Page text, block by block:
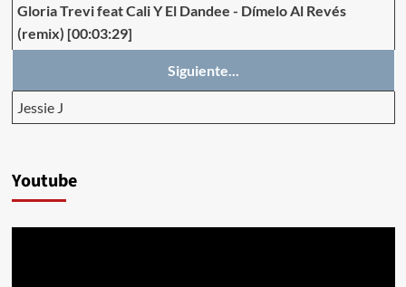
Gloria Trevi feat Cali Y El Dandee - Dímelo Al Revés
(remix) [00:03:29]
Siguiente...
Jessie J
Youtube